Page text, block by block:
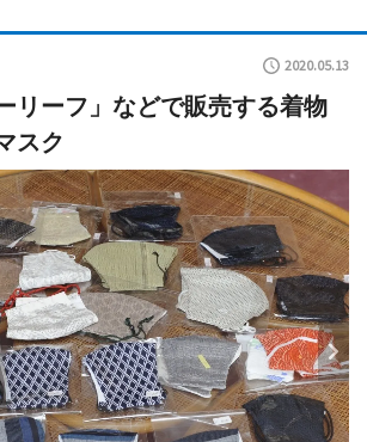
2020.05.13
リーフ」などで販売する着物
スク